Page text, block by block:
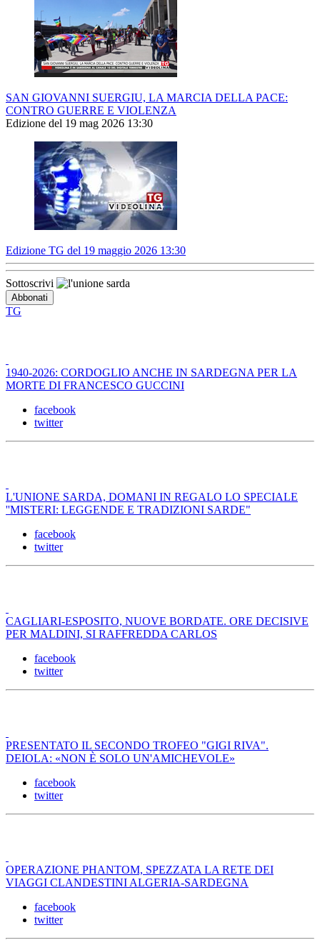
SAN GIOVANNI SUERGIU, LA MARCIA DELLA PACE:
CONTRO GUERRE E VIOLENZA
Edizione del 19 mag 2026 13:30
Edizione TG del 19 maggio 2026 13:30
Sottoscrivi
TG
1940-2026: CORDOGLIO ANCHE IN SARDEGNA PER LA
MORTE DI FRANCESCO GUCCINI
facebook
twitter
L'UNIONE SARDA, DOMANI IN REGALO LO SPECIALE
''MISTERI: LEGGENDE E TRADIZIONI SARDE"
facebook
twitter
CAGLIARI-ESPOSITO, NUOVE BORDATE. ORE DECISIVE
PER MALDINI, SI RAFFREDDA CARLOS
facebook
twitter
PRESENTATO IL SECONDO TROFEO "GIGI RIVA".
DEIOLA: «NON È SOLO UN'AMICHEVOLE»
facebook
twitter
OPERAZIONE PHANTOM, SPEZZATA LA RETE DEI
VIAGGI CLANDESTINI ALGERIA-SARDEGNA
facebook
twitter